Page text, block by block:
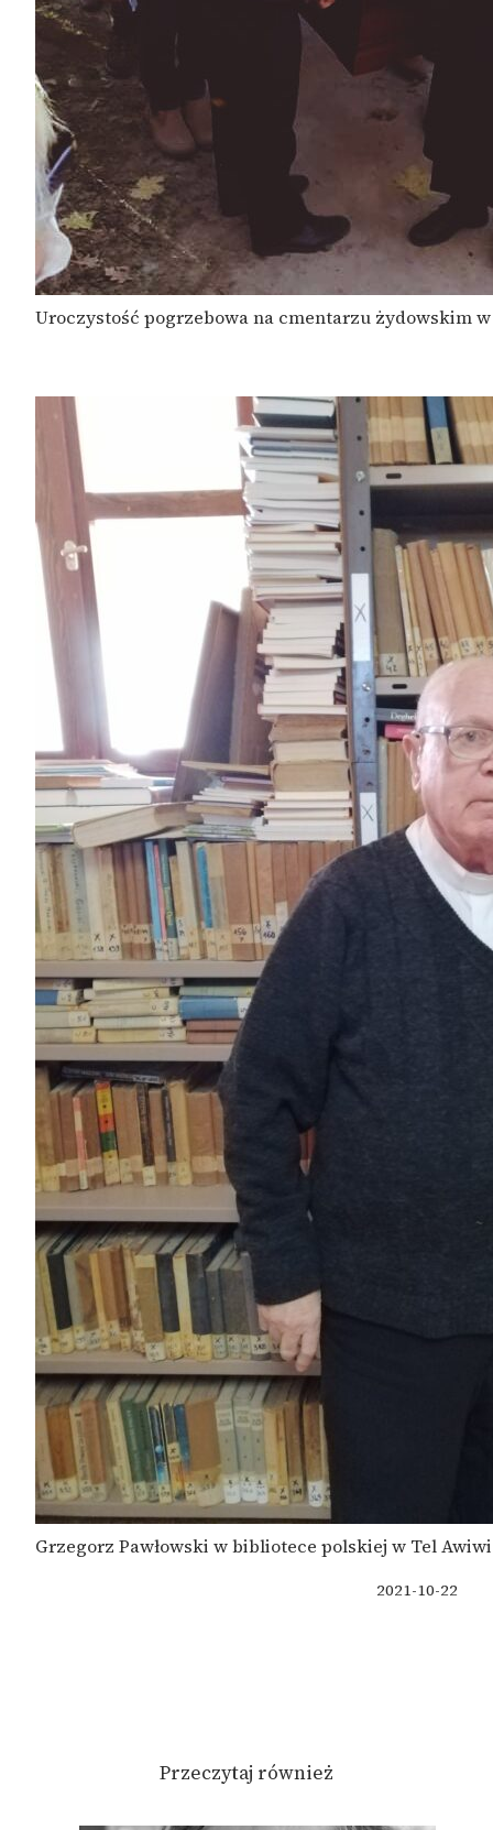
Uroczystość pogrzebowa na cmentarzu żydowskim
Grzegorz Pawłowski w bibliotece polskiej w Tel
2021-10-22
Przeczytaj również